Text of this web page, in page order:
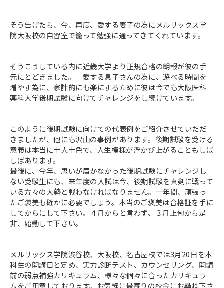
そう告げたら、今、再度、愛する妻子の為にメルリックス学
院大阪校の自習室で籠って勉強に通ってきてくれています。
そうこうしている内に近畿大学より正規合格の朗報が彼の手
元にとどきました。 愛する息子さんの為に、遊べる時間を
増やす為に、家計的にも楽にするために彼は今でも大阪医科
薬科大学後期試験に向けてチャレンジをし続けています。
このように後期試験に向けての代表例をご紹介させていただ
きましたが、他にも沢山の事例があります。後期試験を受ける
意義は本当に十人十色で、人生模様が浮かび上がることもしば
しばあります。
最後に、今年、思いが届かなかった後期試験にチャレンジし
ない受験生にも、来年度の入試は今、後期試験を真剣に戦って
いる方々の大勢と戦わなければなりません。一年間、頑張っ
たご褒美も確かに必要でしょう。本当のご褒美は合格証を手に
してからにして下さい。４月からと言わず、３月上旬から是
非、始動して下さい。
メルリックス学院渋谷校、大阪校、名古屋校では3月20日を本
科生の開講日と定め、実力診断テスト、カウンセリング、開講
前の弱点補強カリキュラム、様々な個々に合ったカリキュラ
ムをご用意しております。お気軽に最寄りの校舎にお尋ね下さ